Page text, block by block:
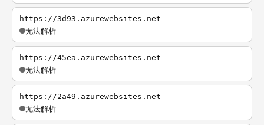
https://3d93.azurewebsites.net
无法解析
https://45ea.azurewebsites.net
无法解析
https://2a49.azurewebsites.net
无法解析